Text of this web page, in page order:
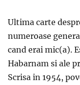
Ultima carte
numeroase
cand erai mic(a).
Habarnam si ale
Scrisa in 1954,